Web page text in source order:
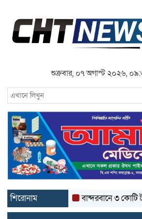
শুক্রবার, ০৭ অগাস্ট ২০২৬,
শিরোনাম বান্দরবানে ৩ কোটি